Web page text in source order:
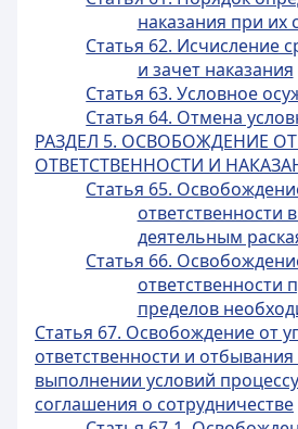
наказания при их
Статья 62. Исчисление
и зачет наказания
Статья 63. Условное
Статья 64. Отмена
РАЗДЕЛ 5. ОСВОБОЖДЕНИЕ
ОТВЕТСТВЕННОСТИ И
Статья 65.
ответственности
деятельным
Статья 66.
пределов
Статья 67. Освобождение от
ответственности и
выполнении условий
соглашения о сотрудничестве